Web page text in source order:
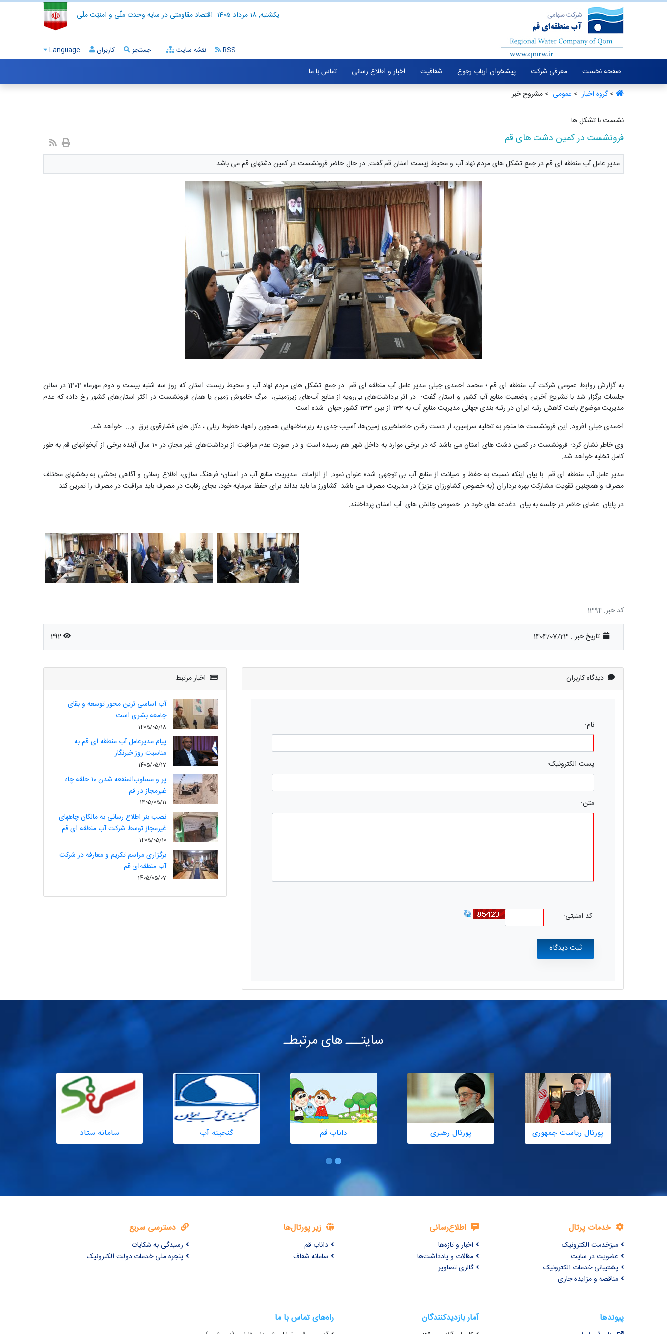
- اقتصاد مقاومتی در سایه وحدت ملّی و امنیّت ملّی - یکشنبه, 18 مرداد 1405
Language کاربران جستجو... نقشه سایت RSS
صفحه نخست معرفی شرکت پیشخوان ارباب رجوع شفافیت اخبار و اطلاع رسانی
تماس با ما
>گروه اخبار ‏ > عمومی ‏ > مشروح خبر
نشست با تشکل ها
فرونشست در کمین دشت های قم
مدیر عامل آب منطقه ای قم در جمع تشکل های مردم نهاد آب و محیط زیست استان قم گفت: در حال حاضر فرونشست در کمین دشتهای قم می باشد
به گزارش روابط عمومی شرکت آب منطقه ای قم ؛ محمد احمدی جبلی مدیر عامل آب منطقه ای قم در جمع تشکل های مردم نهاد آب و محیط زیست استان که روز سه شنبه بیست و دوم مهرماه 1404 در سالن
جلسات برگزار شد با تشریح آخرین وضعیت منابع آب کشور و استان گفت: در اثر برداشت‌های بی‌رویه از منابع آب‌های زیرزمینی، مرگ خاموش زمین یا همان فرونشست در اکثر استان‌های کشور رخ داده که عدم
مدیریت موضوع باعث کاهش رتبه ایران در رتبه بندی جهانی مدیریت منابع آب به 132 از بین 133 کشور جهان شده است.
احمدی جبلی افزود: این فرونشست ها منجر به تخلیه سرزمین، از دست رفتن حاصلخیزی زمین‌ها، آسیب جدی به زیرساختهایی همچون راهها، خطوط ریلی ، دکل های فشارقوی برق و... خواهد شد.
وی خاطر نشان کرد: فرونشست در کمین دشت های استان می باشد که در برخی موارد به داخل شهر هم رسیده است و در صورت عدم مراقبت از برداشت‌های غیر مجاز، در 10 سال آینده برخی از آبخوانهای قم به طور
کامل تخلیه خواهد شد.
مدیر عامل آب منطقه ای قم با بیان اینکه نسبت به حفظ و صیانت از منابع آب بی توجهی شده عنوان نمود: از الزامات مدیریت منابع آب در استان؛ فرهنگ سازی، اطلاع رسانی و آگاهی بخشی به بخشهای مختلف
مصرف و همچنین تقویت مشارکت بهره برداران (به خصوص کشاورزان عزیز) در مدیریت مصرف می باشد. کشاورز ما باید بداند برای حفظ سرمایه خود، بجای رقابت در مصرف باید مراقبت در مصرف را تمرین کند.
در پایان اعضای حاضر در جلسه به بیان دغدغه های خود در خصوص چالش های آب استان پرداختند.
کد خبر: 1394
تاریخ خبر : 1404/07/23 292
دیدگاه کاربران
نام:
پست الکترونیک:
متن:
کد امنیتی:
اخبار مرتبط
آب اساسی ترین محور توسعه و بقای
جامعه بشری است
1405/05/18
پیام مدیرعامل آب منطقه ای قم به
مناسبت روز خبرنگار
1405/05/17
پر و مسلوب‌المنفعه شدن ۱۰ حلقه چاه
غیرمجاز در قم
1405/05/11
نصب بنر اطلاع رسانی به مالکان چاههای
غیرمجاز توسط شرکت آب منطقه ای قم
1405/05/10
برگزاری مراسم تکریم و معارفه در شرکت
آب منطقه‌ای قم
1405/05/07
سایتـــ های مرتبطـ
پورتال ریاست جمهوری پورتال رهبری داناب قم گنجینه آب سامانه ستاد
خدمات پرتال
میزخدمت الکترونیک
عضویت در سایت
پشتیبانی خدمات الکترونیک
مناقصه و مزایده جاری
اطلاع‌رسانی
اخبار و تازه‌ها
مقالات و یادداشت‌ها
گالری تصاویر
زیر پورتال‌ها
داناب قم
سامانه شفاف
دسترسی سریع
رسیدگی به شکایات
پنجره ملی خدمات دولت الکترونیک
پیوندها آمار بازدیدکنندگان راه‌های تماس با ما